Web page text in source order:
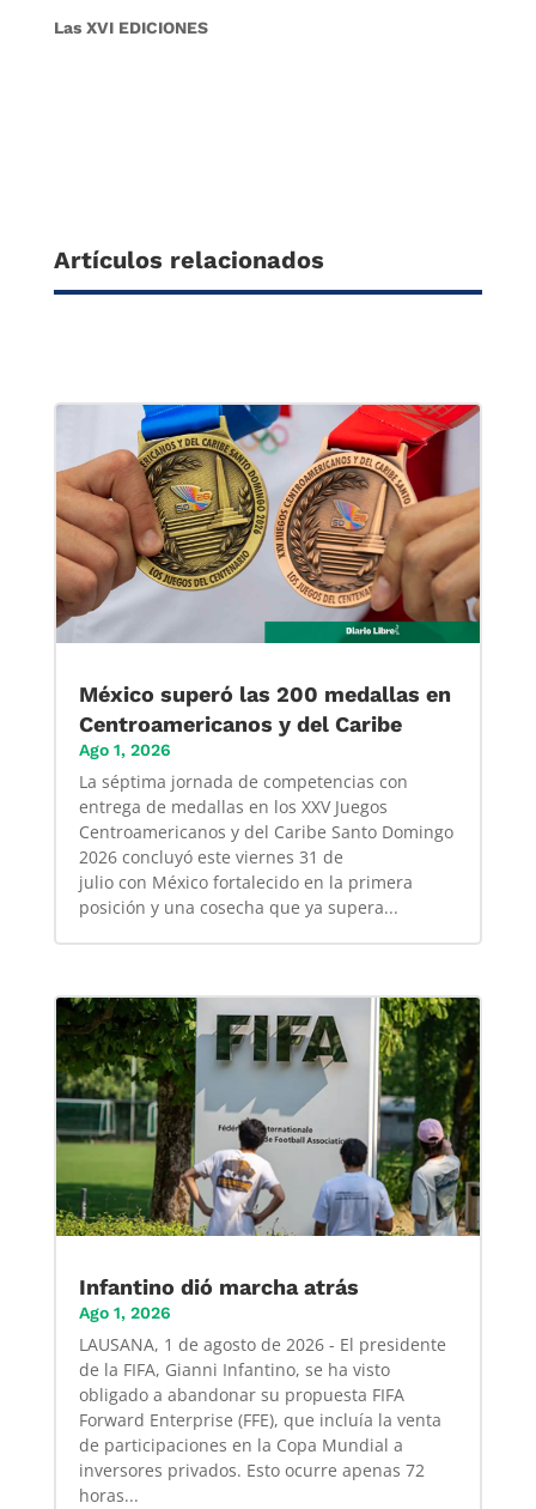
Las XVI EDICIONES
Artículos relacionados
México superó las 200 medallas en
Centroamericanos y del Caribe
Ago 1, 2026
La séptima jornada de competencias con
entrega de medallas en los XXV Juegos
Centroamericanos y del Caribe Santo Domingo
2026 concluyó este viernes 31 de
julio con México fortalecido en la primera
posición y una cosecha que ya supera...
Infantino dió marcha atrás
Ago 1, 2026
LAUSANA, 1 de agosto de 2026 - El presidente
de la FIFA, Gianni Infantino, se ha visto
obligado a abandonar su propuesta FIFA
Forward Enterprise (FFE), que incluía la venta
de participaciones en la Copa Mundial a
inversores privados. Esto ocurre apenas 72
horas...